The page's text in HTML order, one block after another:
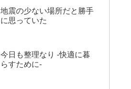
地震の少ない場所だと勝手
に思っていた
今日も整理なり -快適に暮
らすために-